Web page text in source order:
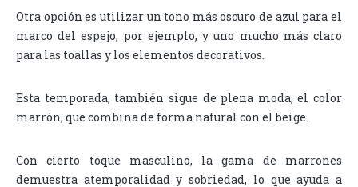
Otra opción es utilizar un tono más oscuro de azul para el
marco del espejo, por ejemplo, y uno mucho más claro
para las toallas y los elementos decorativos.
Esta temporada, también sigue de plena moda, el color
marrón, que combina de forma natural con el beige.
Con cierto toque masculino, la gama de marrones
demuestra atemporalidad y sobriedad, lo que ayuda a